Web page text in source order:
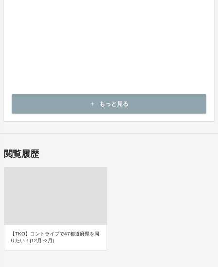
上記理由による不良品は、商品到着後14日以内に弊社までご連絡い
ただいた後、出品者から対応方法をお客様宛にご連絡致します。
add もっと見る
閲覧履歴
【TKO】コントライブで47都道府県を周
りたい！(12月~2月)